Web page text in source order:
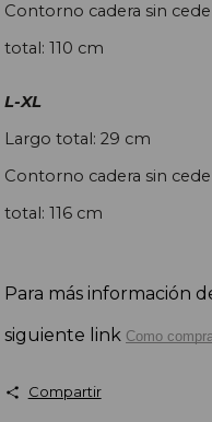
Contorno cadera sin
total: 110 cm
L-XL
Largo total: 29 cm
Contorno cadera sin
total: 116 cm
Para más información
siguiente link Como
Compartir